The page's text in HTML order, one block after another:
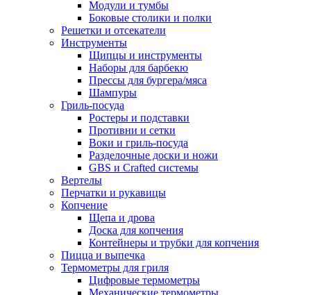
Модули и тумбы
Боковые столики и полки
Решетки и отсекатели
Инструменты
Щипцы и инструменты
Наборы для барбекю
Прессы для бургера/мяса
Шампуры
Гриль-посуда
Ростеры и подставки
Противни и сетки
Воки и гриль-посуда
Разделочные доски и ножи
GBS и Crafted системы
Вертелы
Перчатки и рукавицы
Копчение
Щепа и дрова
Доска для копчения
Контейнеры и трубки для копчения
Пицца и выпечка
Термометры для гриля
Цифровые термометры
Механические термометры